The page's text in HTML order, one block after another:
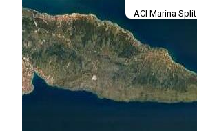
ACI Marina Split